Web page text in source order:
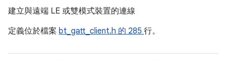
建立與遠端 LE 或雙模式裝置的連線
定義位於檔案 bt_gatt_client.h 的 285 行。